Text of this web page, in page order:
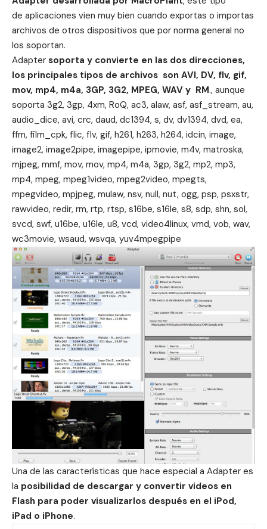
de aplicaciones vien muy bien cuando exportas o importas
archivos de otros dispositivos que por norma general no
los soportan.
Adapter soporta y convierte en las dos direcciones,
los principales tipos de archivos son AVI, DV, flv, gif,
mov, mp4, m4a, 3GP, 3G2, MPEG, WAV y RM., aunque
soporta 3g2, 3gp, 4xm, RoQ, ac3, alaw, asf, asf_stream, au,
audio_dice, avi, crc, daud, dc1394, s, dv, dv1394, dvd, ea,
ffm, film_cpk, flic, flv, gif, h261, h263, h264, idcin, image,
image2, image2pipe, imagepipe, ipmovie, m4v, matroska,
mjpeg, mmf, mov, mov, mp4, m4a, 3gp, 3g2, mp2, mp3,
mp4, mpeg, mpeg1video, mpeg2video, mpegts,
mpegvideo, mpjpeg, mulaw, nsv, null, nut, ogg, psp, psxstr,
rawvideo, redir, rm, rtp, rtsp, s16be, s16le, s8, sdp, shn, sol,
svcd, swf, u16be, u16le, u8, vcd, video4linux, vmd, vob, wav,
wc3movie, wsaud, wsvqa, yuv4mpegpipe
Una de las características que hace especial a Adapter es
la posibilidad de descargar y convertir videos en
Flash para poder visualizarlos después en el iPod,
iPad o iPhone.